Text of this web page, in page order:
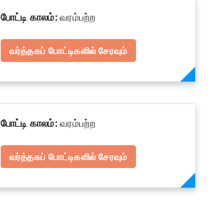
போட்டி காலம்:வரம்பற்ற
வர்த்தகப் போட்டிகளில் சேரவும்
போட்டி காலம்:வரம்பற்ற
வர்த்தகப் போட்டிகளில் சேரவும்